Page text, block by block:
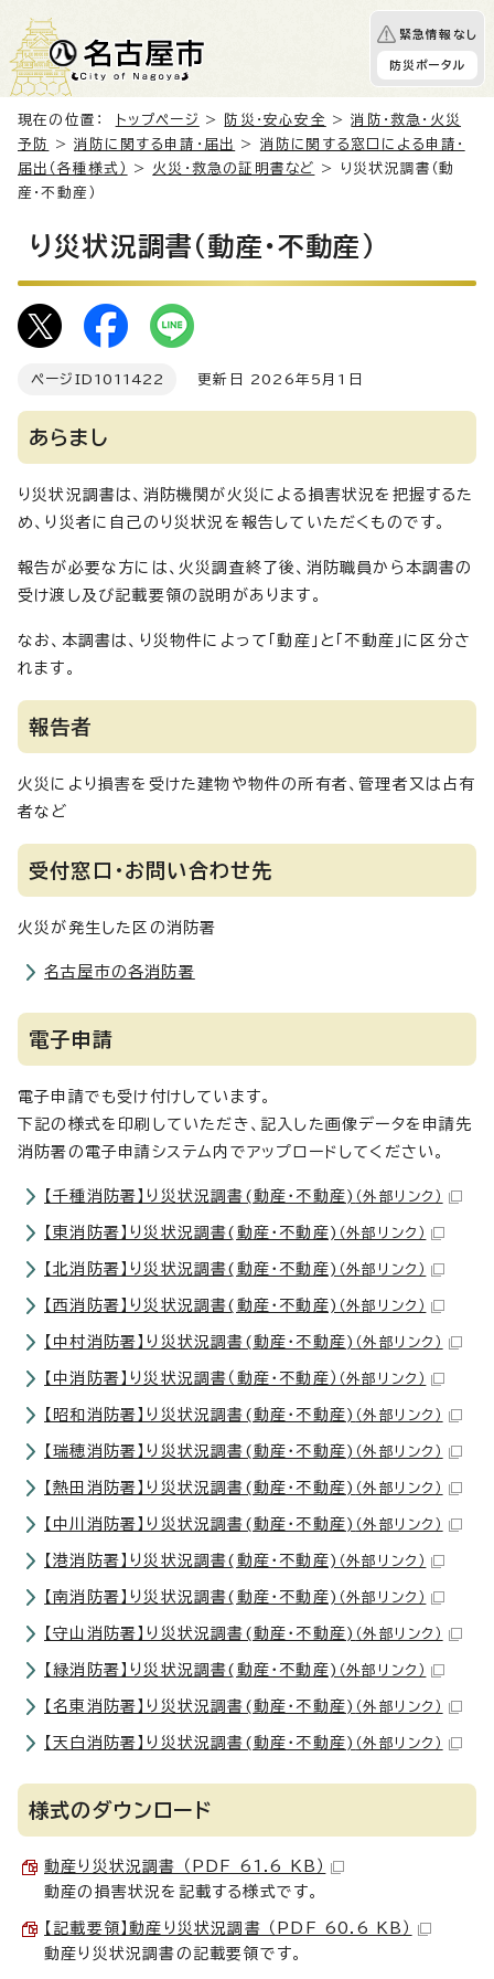
緊急情報なし
防災ポータル
現在の位置： トップページ > 防災・安心安全 >消防・救急・火災
予防
>消防に関する申請・届出 > 消防に関する窓口による申請・
届出（各種様式）
> 火災・救急の証明書など
> り災状況調書（動
産・不動産）
り災状況調書（動産・不動産）
ページID 1011422 更新日 2026年5月1日
あらまし
り災状況調書は、消防機関が火災による損害状況を把握するた
め、り災者に自己のり災状況を報告していただくものです。
報告が必要な方には、火災調査終了後、消防職員から本調書の
受け渡し及び記載要領の説明があります。
なお、本調書は、り災物件によって「動産」と「不動産」に区分さ
れます。
報告者
火災により損害を受けた建物や物件の所有者、管理者又は占有
者など
受付窓口・お問い合わせ先
火災が発生した区の消防署
名古屋市の各消防署
電子申請
電子申請でも受け付けしています。
下記の様式を印刷していただき、記入した画像データを申請先
消防署の電子申請システム内でアップロードしてください。
【千種消防署】り災状況調書(動産・不動産) （外部リンク）
【東消防署】り災状況調書(動産・不動産) （外部リンク）
【北消防署】り災状況調書(動産・不動産) （外部リンク）
【西消防署】り災状況調書(動産・不動産) （外部リンク）
【中村消防署】り災状況調書(動産・不動産) （外部リンク）
【中消防署】り災状況調書（動産・不動産） （外部リンク）
【昭和消防署】り災状況調書(動産・不動産) （外部リンク）
【瑞穂消防署】り災状況調書(動産・不動産) （外部リンク）
【熱田消防署】り災状況調書(動産・不動産) （外部リンク）
【中川消防署】り災状況調書(動産・不動産) （外部リンク）
【港消防署】り災状況調書(動産・不動産) （外部リンク）
【南消防署】り災状況調書(動産・不動産) （外部リンク）
【守山消防署】り災状況調書(動産・不動産) （外部リンク）
【緑消防署】り災状況調書(動産・不動産) （外部リンク）
【名東消防署】り災状況調書(動産・不動産) （外部リンク）
【天白消防署】り災状況調書(動産・不動産) （外部リンク）
様式のダウンロード
動産り災状況調書 （PDF 61.6 KB）
動産の損害状況を記載する様式です。
【記載要領】動産り災状況調書 （PDF 60.6 KB）
動産り災状況調書の記載要領です。